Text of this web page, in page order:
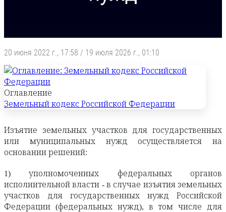
20 июня 2022 г., 17:58 / 19 июля 2026 г., 01:10
Оглавление
Земельный кодекс Российской Федерации
Изъятие земельных участков для государственных
или муниципальных нужд осуществляется на
основании решений:
1) уполномоченных федеральных органов
исполнительной власти - в случае изъятия земельных
участков для государственных нужд Российской
Федерации (федеральных нужд), в том числе для